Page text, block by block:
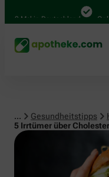
Mal in Deutschland Online
... Gesundheitstipps
5 Irrtümer über
Herz, Kreislauf &